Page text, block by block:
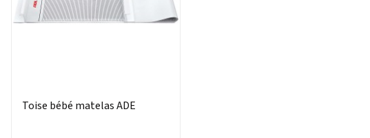
Toise bébé matelas ADE